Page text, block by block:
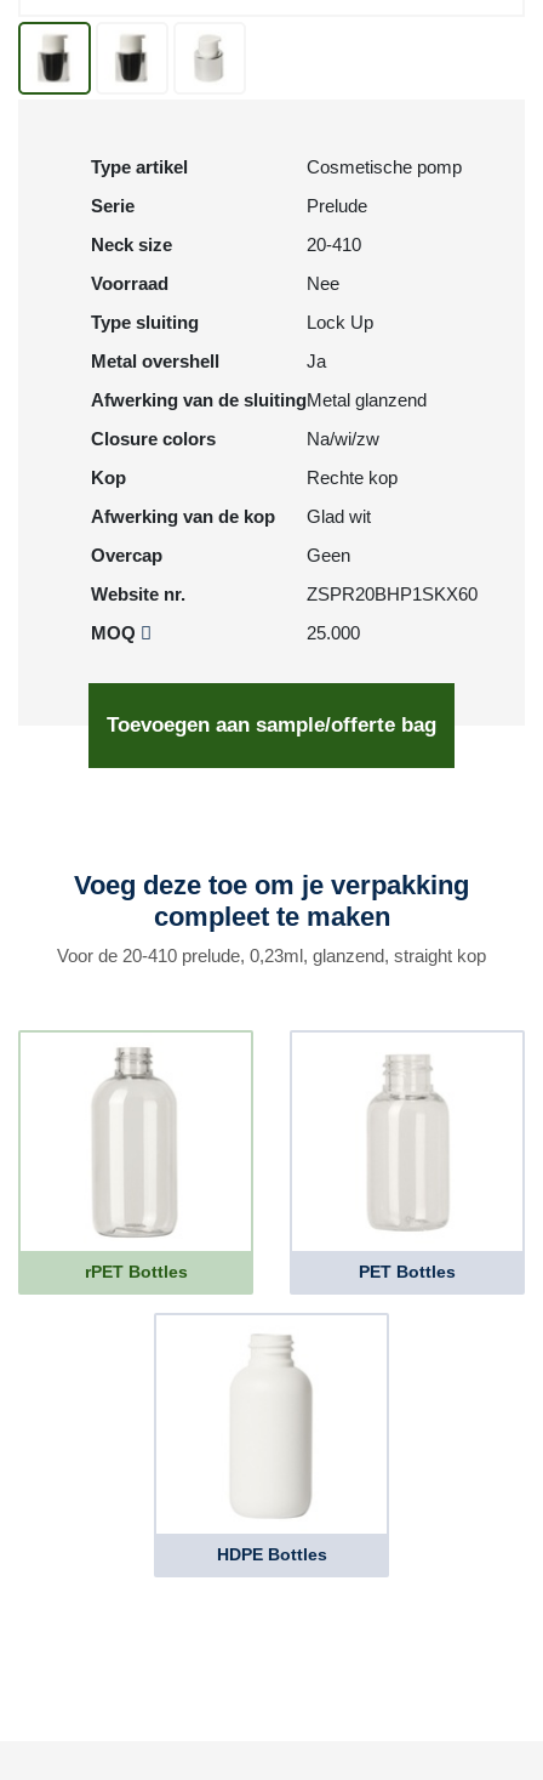
Type artikel
Cosmetische pomp
Serie
Prelude
Neck size
20-410
Voorraad
Nee
Type sluiting
Lock Up
Metal overshell
Ja
Afwerking van de sluitingMetal glanzend
Closure colors
Na/wi/zw
Kop
Rechte kop
Afwerking van de kop
Glad wit
Overcap
Geen
Website nr.
ZSPR20BHP1SKX60
MOQ
25.000
Toevoegen aan sample/offerte bag
Voeg deze toe om je verpakking
compleet te maken
Voor de 20-410 prelude, 0,23ml, glanzend, straight kop
rPET Bottles PET Bottles
HDPE Bottles